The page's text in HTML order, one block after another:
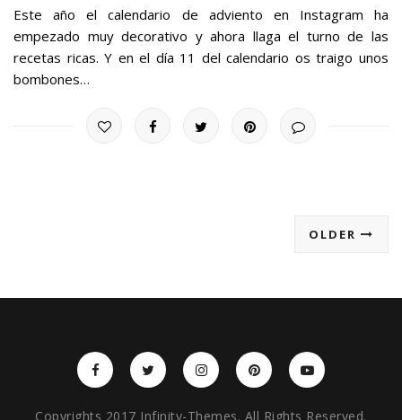
Este año el calendario de adviento en Instagram ha
empezado muy decorativo y ahora llaga el turno de las
recetas ricas. Y en el día 11 del calendario os traigo unos
bombones…
OLDER
Copyrights 2017 Infinity-Themes. All Rights Reserved.